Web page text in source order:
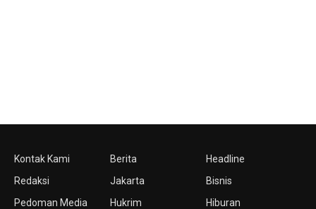
Kontak Kami
Redaksi
Pedoman Media
Berita
Jakarta
Hukrim
Headline
Bisnis
Hiburan